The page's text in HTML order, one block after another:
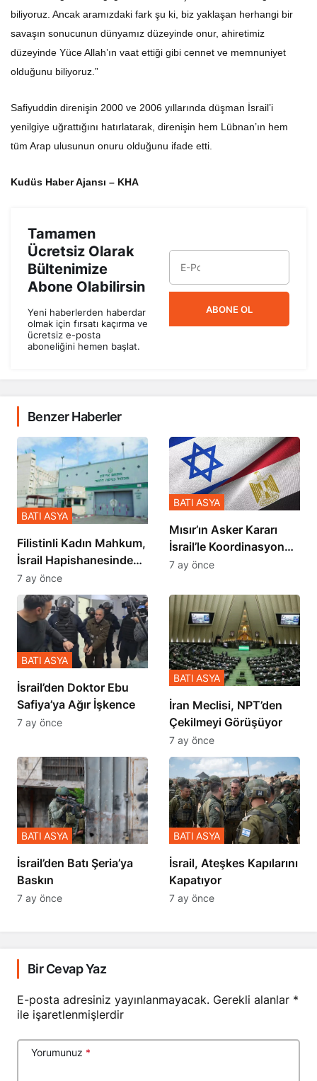
biliyoruz. Ancak aramızdaki fark şu ki, biz yaklaşan herhangi bir
savaşın sonucunun dünyamız düzeyinde onur, ahiretimiz
düzeyinde Yüce Allah’ın vaat ettiği gibi cennet ve memnuniyet
olduğunu biliyoruz.”
Safiyuddin direnişin 2000 ve 2006 yıllarında düşman İsrail’i
yenilgiye uğrattığını hatırlatarak, direnişin hem Lübnan’ın hem
tüm Arap ulusunun onuru olduğunu ifade etti.
Kudüs Haber Ajansı – KHA
Tamamen
Ücretsiz Olarak
Bültenimize
Abone Olabilirsin
Yeni haberlerden haberdar
olmak için fırsatı kaçırma ve
ücretsiz e-posta
aboneliğini hemen başlat.
ABONE OL
Benzer Haberler
Filistinli Kadın Mahkum,
İsrail Hapishanesindeki
Zulmü Anlattı
BATI ASYA
7 ay önce
Mısır’ın Asker Kararı
İsrail’le Koordinasyon
İçinde Gerçekleşmiş
BATI ASYA
7 ay önce
İsrail’den Doktor Ebu
Safiya’ya Ağır İşkence
BATI ASYA
7 ay önce
İran Meclisi, NPT’den
Çekilmeyi Görüşüyor
BATI ASYA
7 ay önce
​​​​​​​İsrail’den Batı Şeria’ya
Baskın
BATI ASYA
7 ay önce
İsrail, Ateşkes Kapılarını
Kapatıyor
BATI ASYA
7 ay önce
Bir Cevap Yaz
E-posta adresiniz yayınlanmayacak. Gerekli alanlar *
ile işaretlenmişlerdir
Yorumunuz *